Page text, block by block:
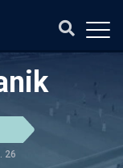
26